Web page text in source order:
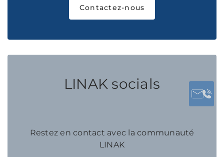
Contactez-nous
LINAK socials
Restez en contact avec la communauté
LINAK